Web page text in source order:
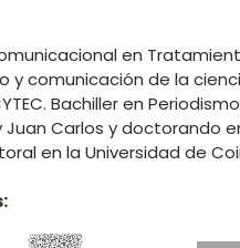
en
y comunicación de la
Bachiller en
Juan Carlos y doctorando
en la Universidad de